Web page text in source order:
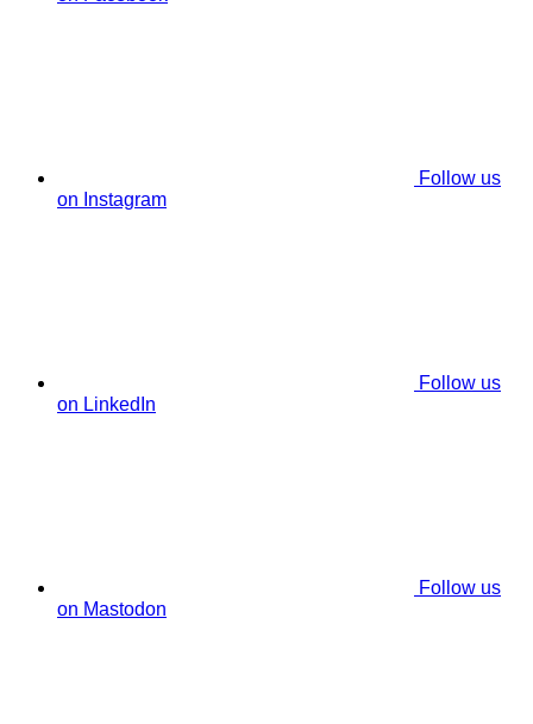
Follow us
on Instagram
Follow us
on LinkedIn
Follow us
on Mastodon